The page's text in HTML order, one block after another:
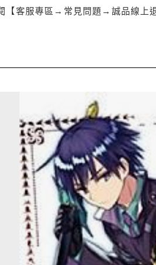
【客服專區→常見問題→誠品線上